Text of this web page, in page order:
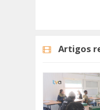
Artigos